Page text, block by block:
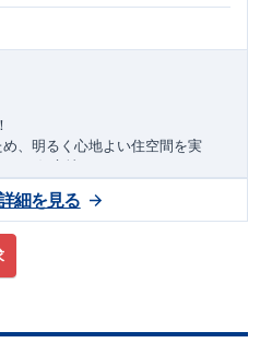
、明るく心地よい住空間を実
すい好立地です♪
ーション！
で、駅利用も可能。生活施設や
活が始められます♪
細を見る